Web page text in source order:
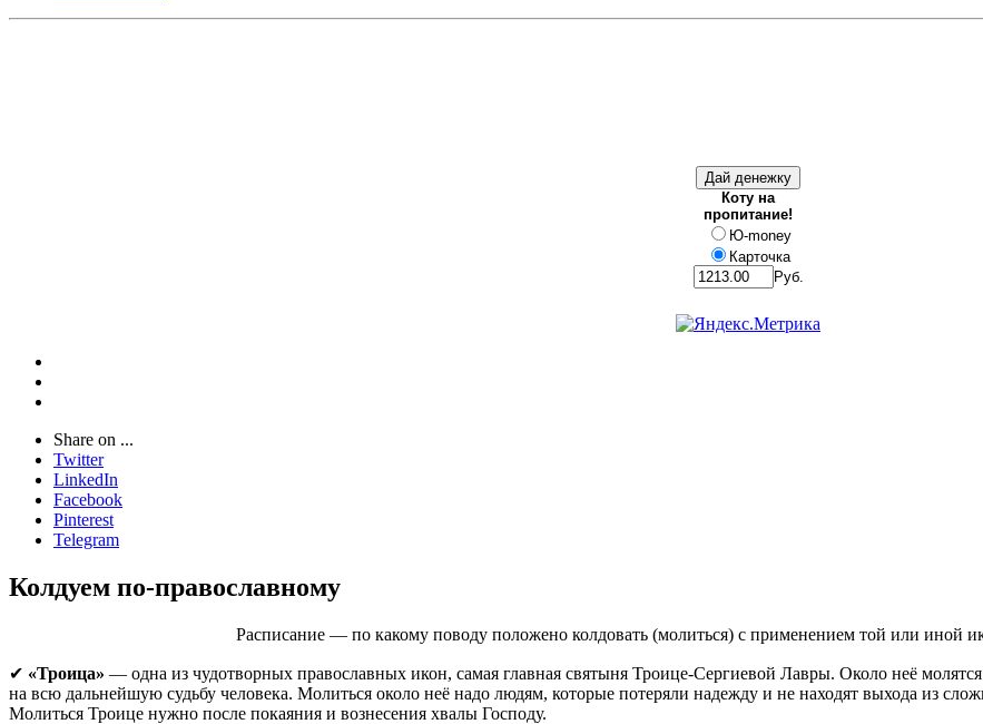
Коту на
пропитание!
Ю-money
Карточка
Руб.
Share on ...
Twitter
LinkedIn
Facebook
Pinterest
Telegram
Колдуем по-православному
Расписание — по какому поводу положено колдовать (молиться) с применением той или иной
✔ «Троица» — одна из чудотворных православных икон, самая главная святыня Троице-Сергиевой Лавры. Около неё
на всю дальнейшую судьбу человека. Молиться около неё надо людям, которые потеряли надежду и не находят выхода из
Молиться Троице нужно после покаяния и вознесения хвалы Господу.